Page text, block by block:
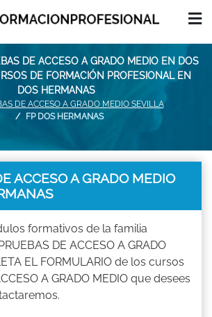
DE ACCESO A GRADO MEDIO EN DOS
DE FORMACIÓN PROFESIONAL EN
DOS HERMANAS
DE ACCESO A GRADO MEDIO SEVILLA
FP DOS HERMANAS
ACCESO A GRADO MEDIO
formativos de la familia
DE ACCESO A GRADO
EL FORMULARIO de los cursos
A GRADO MEDIO que desees